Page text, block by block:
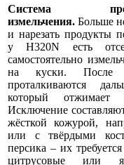
Система
измельчения.Больше
и нарезать продукты
у H320N есть
самостоятельно
на куски. После
проталкиваются
который
Исключение
жёсткой кожурой,
или с твёрдыми
персика – их
цитрусовые или